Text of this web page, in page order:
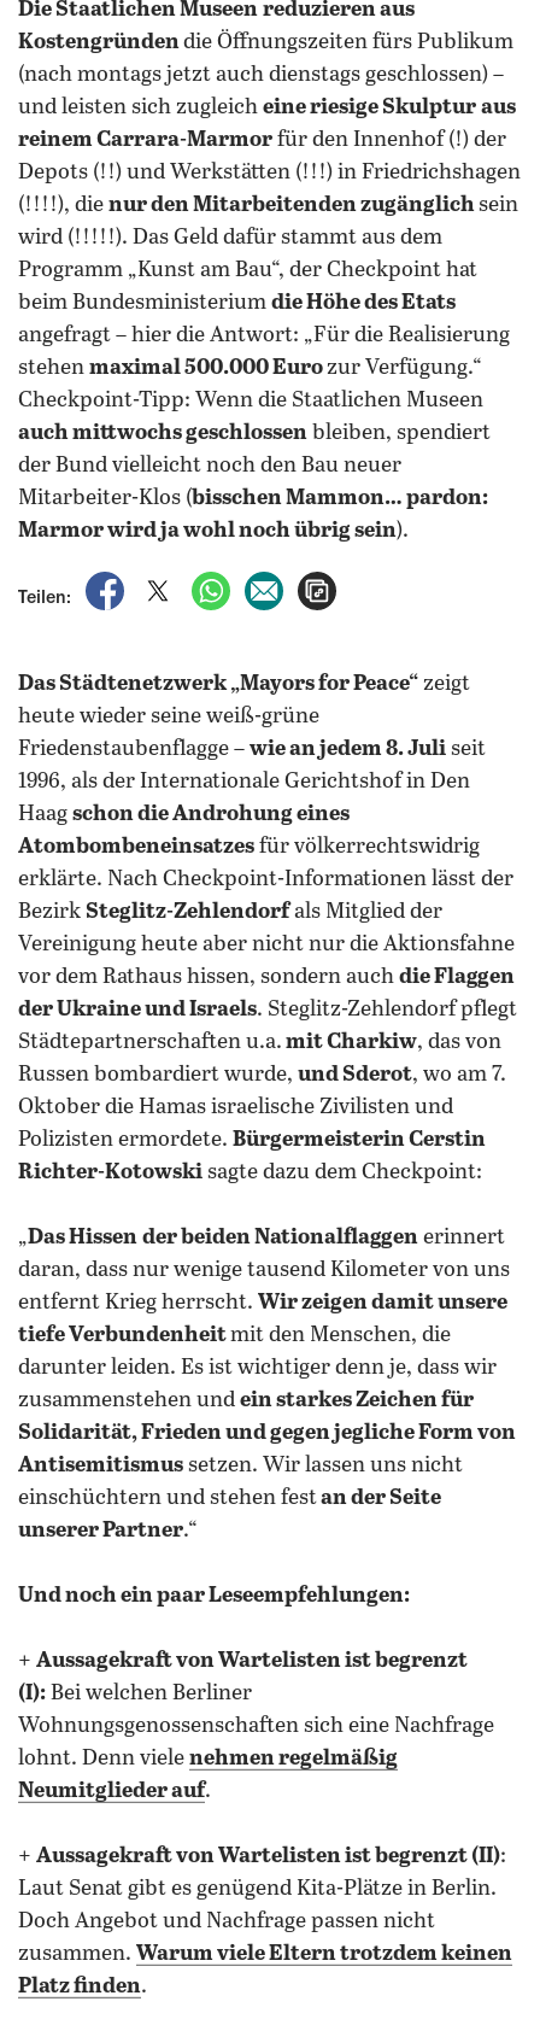
Die Staatlichen Museen reduzieren aus
Kostengründendie Öffnungszeiten fürs Publikum
(nach montags jetzt auch dienstags geschlossen) –
und leisten sich zugleich eine riesige Skulptur aus
reinem Carrara-Marmor für den Innenhof (!) der
Depots (!!) und Werkstätten (!!!) in Friedrichshagen
(!!!!), die nur den Mitarbeitenden zugänglichsein
wird (!!!!!). Das Geld dafür stammt aus dem
Programm „Kunst am Bau“, der Checkpoint hat
beim Bundesministerium die Höhe des Etats
angefragt – hier die Antwort: „Für die Realisierung
stehen maximal 500.000 Eurozur Verfügung.“
Checkpoint-Tipp: Wenn die Staatlichen Museen
auch mittwochs geschlossen bleiben, spendiert
der Bund vielleicht noch den Bau neuer
Mitarbeiter-Klos (bisschen Mammon… pardon:
Marmor wird ja wohl noch übrig sein).
Teilen:
auf Facebook teilen
auf X teilenper WhatsApp teilen
per E-Mail teilen
Das Städtenetzwerk „Mayors for Peace“ zeigt
heute wieder seine weiß-grüne
Friedenstaubenflagge – wie an jedem 8. Juli seit
1996, als der Internationale Gerichtshof in Den
Haag schon die Androhung eines
Atombombeneinsatzes für völkerrechtswidrig
erklärte. Nach Checkpoint-Informationen lässt der
Bezirk Steglitz-Zehlendorfals Mitglied der
Vereinigung heute aber nicht nur die Aktionsfahne
vor dem Rathaus hissen, sondern auch die Flaggen
der Ukraine und Israels. Steglitz-Zehlendorf pflegt
Städtepartnerschaften u.a. mit Charkiw, das von
Russen bombardiert wurde, und Sderot, wo am 7.
Oktober die Hamas israelische Zivilisten und
Polizisten ermordete. Bürgermeisterin Cerstin
Richter-Kotowski sagte dazu dem Checkpoint:
„Das Hissen der beiden Nationalflaggen erinnert
daran, dass nur wenige tausend Kilometer von uns
entfernt Krieg herrscht. Wir zeigen damit unsere
tiefe Verbundenheitmit den Menschen, die
darunter leiden. Es ist wichtiger denn je, dass wir
zusammenstehen und ein starkes Zeichen für
Solidarität, Frieden und gegen jegliche Form von
Antisemitismus setzen. Wir lassen uns nicht
einschüchtern und stehen festan der Seite
unserer Partner.“
Und noch ein paar Leseempfehlungen:
+ Aussagekraft von Wartelisten ist begrenzt
(I): Bei welchen Berliner
Wohnungsgenossenschaften sich eine Nachfrage
lohnt. Denn viele nehmen regelmäßig
Neumitglieder auf.
+ Aussagekraft von Wartelisten ist begrenzt (II):
Laut Senat gibt es genügend Kita-Plätze in Berlin.
Doch Angebot und Nachfrage passen nicht
zusammen. Warum viele Eltern trotzdem keinen
Platz finden.